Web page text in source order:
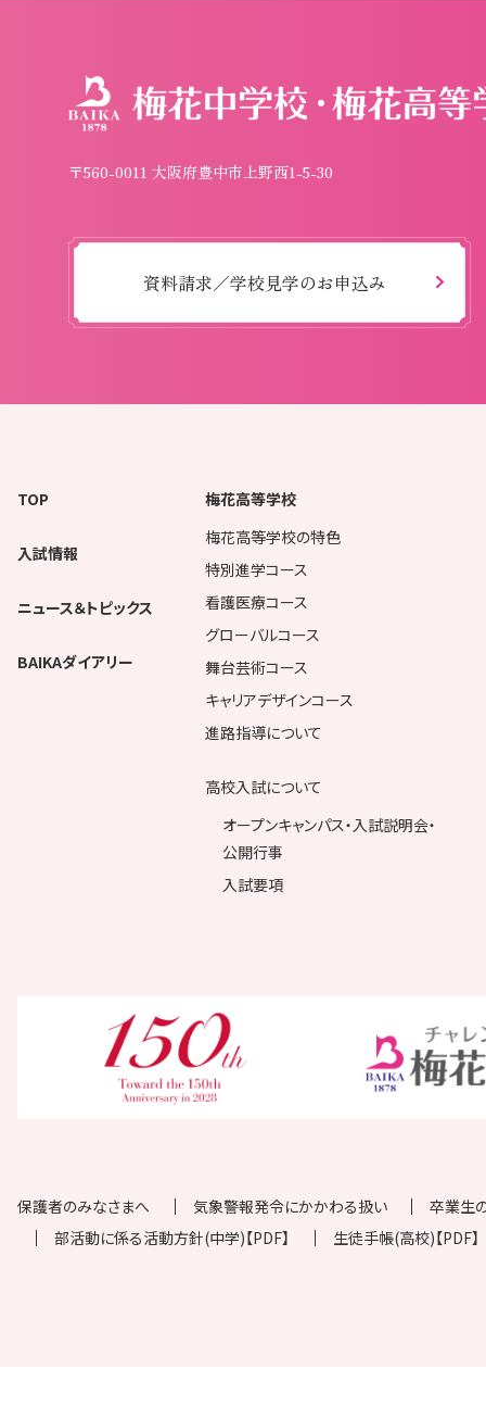
〒560-0011 大阪府豊中市上野西1-5-30
資料請求／学校見学のお申込み
TOP
入試情報
ニュース＆トピックス
BAIKAダイアリー
梅花高等学校
梅花高等学校の特色
特別進学コース
看護医療コース
グローバルコース
舞台芸術コース
キャリアデザインコース
進路指導について
高校入試について
オープンキャンパス・入試説明会・
公開行事
入試要項
保護者のみなさまへ 気象警報発令にかかわる扱い
卒業生
部活動に係る活動方針(中学)【PDF】
生徒手帳(高校)【PDF】